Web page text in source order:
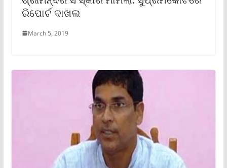
ରିପୋର୍ଟ ଦାଖଲ
March 5, 2019